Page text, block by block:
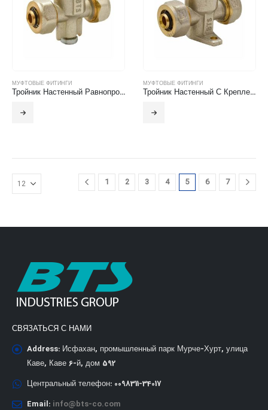
МУФТОВЫЕ ФИТИНГИ
Тройник Настенный Равнопроходный Винтовой
МУФТОВЫЕ ФИТИНГИ
Тройник Настенный С Креплением Винтовой И С Внутренней Резьбой
1 2 3 4 5 6 7
СВЯЗАТЬСЯ С НАМИ
Address: Исфахан, промышленный парк Мурче-Хурт, улица
Каве, Каве 6-й, дом 592
Центральный телефон: 0098311-34017
Email: info@bts-co.com